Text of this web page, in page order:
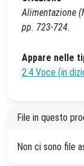
Alimentazione
pp. 723-724.
Appare nelle
2.4 Voce (in
File in questo
Non ci sono file